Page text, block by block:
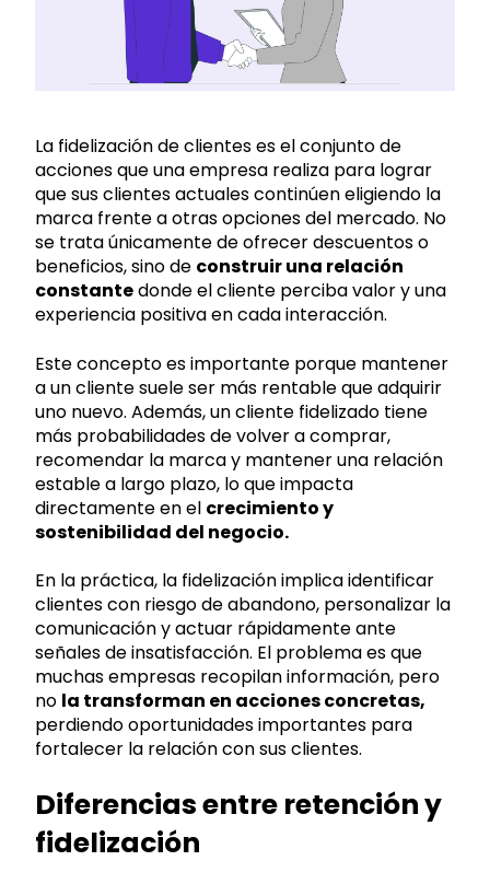
La fidelización de clientes es el conjunto de
acciones que una empresa realiza para lograr
que sus clientes actuales continúen eligiendo la
marca frente a otras opciones del mercado. No
se trata únicamente de ofrecer descuentos o
beneficios, sino de construir una relación
constantedonde el cliente perciba valor y una
experiencia positiva en cada interacción.
Este concepto es importante porque mantener
a un cliente suele ser más rentable que adquirir
uno nuevo. Además, un cliente fidelizado tiene
más probabilidades de volver a comprar,
recomendar la marca y mantener una relación
estable a largo plazo, lo que impacta
directamente en el crecimiento y
sostenibilidad del negocio.
En la práctica, la fidelización implica identificar
clientes con riesgo de abandono, personalizar la
comunicación y actuar rápidamente ante
señales de insatisfacción. El problema es que
muchas empresas recopilan información, pero
no la transforman en acciones concretas,
perdiendo oportunidades importantes para
fortalecer la relación con sus clientes.
Diferencias entre retención y
fidelización